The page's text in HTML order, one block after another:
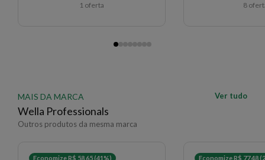
1 oferta 8
MAIS DA MARCA
Wella Professionals
Outros produtos da mesma marca
Ver tudo
Economize R$ 58,65 (41%) Economize R$ 77,48